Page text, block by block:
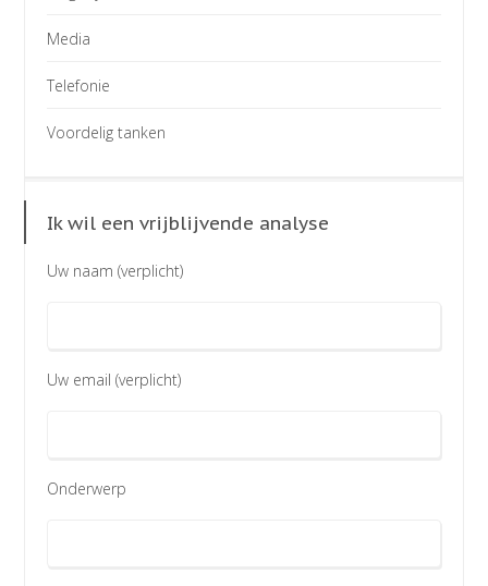
Media
Telefonie
Voordelig tanken
Ik wil een vrijblijvende analyse
Uw naam (verplicht)
Uw email (verplicht)
Onderwerp